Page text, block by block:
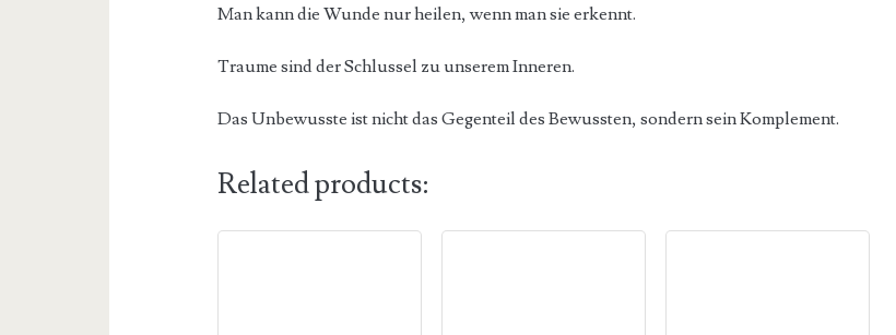
Man kann die Wunde nur heilen, wenn man sie erkennt.
Traume sind der Schlussel zu unserem Inneren.
Das Unbewusste ist nicht das Gegenteil des Bewussten, sondern sein Komplement.
Related products: